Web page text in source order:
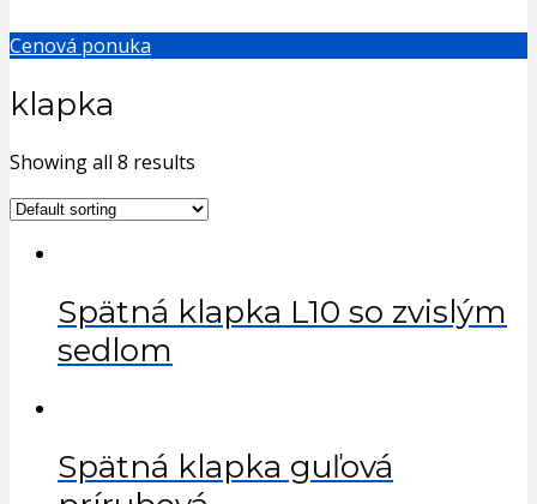
Cenová ponuka
klapka
Showing all 8 results
Spätná klapka L10 so zvislým
sedlom
Spätná klapka guľová